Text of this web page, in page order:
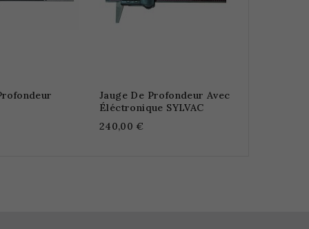
Jauge De Profondeur Avec
Éléctronique SYLVAC
240,00 €